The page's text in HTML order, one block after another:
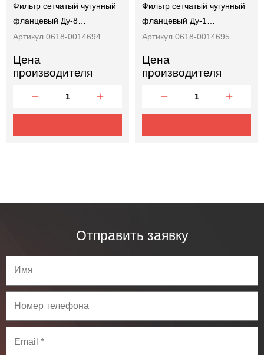
Фильтр сетчатый чугунный
фланцевый Ду-8…
Артикул 0618-0014694
Цена
производителя
Фильтр сетчатый чугунный
фланцевый Ду-1…
Артикул 0618-0014695
Цена
производителя
Отправить заявку